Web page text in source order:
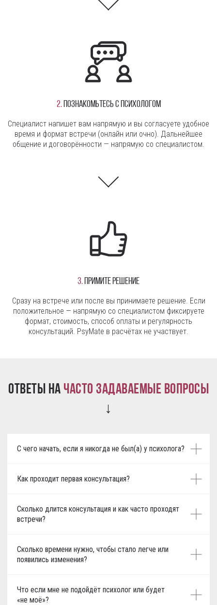
2.Познакомьтесь с психологом
Специалист напишет вам напрямую и вы согласуете удобное
время и формат встречи (онлайн или очно). Дальнейшее
общение и договорённости — напрямую со специалистом.
3.Примите решение
Сразу на встрече или после вы принимаете решение. Если
положительное — напрямую со специалистом фиксируете
формат, стоимость, способ оплаты и регулярность
консультаций. PsyMate в расчётах не участвует.
Ответы на часто задаваемые вопросы
↓
С чего начать, если я никогда не был(а) у психолога?
Как проходит первая консультация?
Сколько длится консультация и как часто проходят
встречи?
Сколько времени нужно, чтобы стало легче или
появились изменения?
Что если мне не подойдёт психолог или будет
«не моё»?